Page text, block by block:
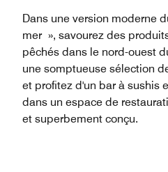
Dans une version moderne
mer », savourez des
pêchés dans le nord-ouest
une somptueuse sélection
et profitez d'un bar à sushis
dans un espace de
et superbement conçu.